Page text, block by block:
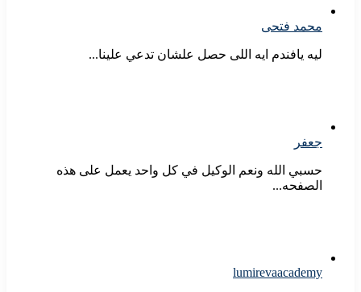
محمد فتحى
ليه يافندم ايه اللى حصل علشان تدعي علينا...
جعفر
حسبي الله ونعم الوكيل في كل واحد يعمل على هذه
الصفحه...
lumirevaacademy